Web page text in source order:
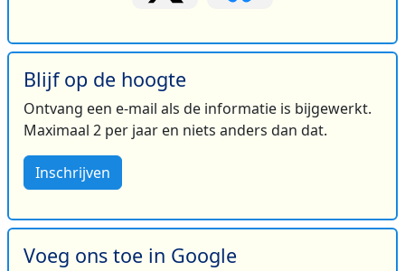
Blijf op de hoogte
Ontvang een e-mail als de informatie is bijgewerkt.
Maximaal 2 per jaar en niets anders dan dat.
Inschrijven
Voeg ons toe in Google